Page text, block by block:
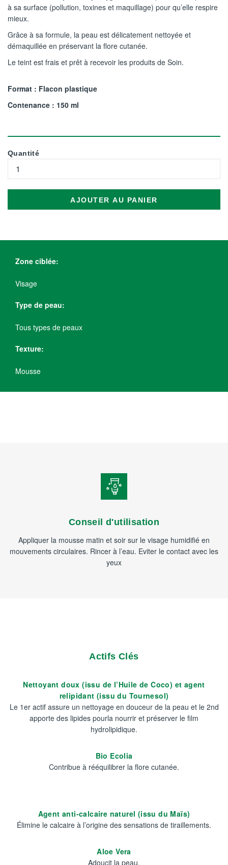
à sa surface (pollution, toxines et maquillage) pour qu’elle respire
mieux.
Grâce à sa formule, la peau est délicatement nettoyée et
démaquillée en préservant la flore cutanée.
Le teint est frais et prêt à recevoir les produits de Soin.
Format : Flacon plastique
Contenance : 150 ml
Quantité
AJOUTER AU PANIER
Zone ciblée:
Visage
Type de peau:
Tous types de peaux
Texture:
Mousse
Conseil d'utilisation
Appliquer la mousse matin et soir sur le visage humidifié en
mouvements circulaires. Rincer à l’eau. Eviter le contact avec les
yeux
Actifs Clés
Nettoyant doux (issu de l’Huile de Coco) et agent
relipidant (issu du Tournesol)
Le 1er actif assure un nettoyage en douceur de la peau et le 2nd
apporte des lipides pourla nourrir et préserver le film
hydrolipidique.
Bio Ecolia
Contribue à rééquilibrer la flore cutanée.
Agent anti-calcaire naturel (issu du Maïs)
Élimine le calcaire à l’origine des sensations de tiraillements.
Aloe Vera
Adoucit la peau.